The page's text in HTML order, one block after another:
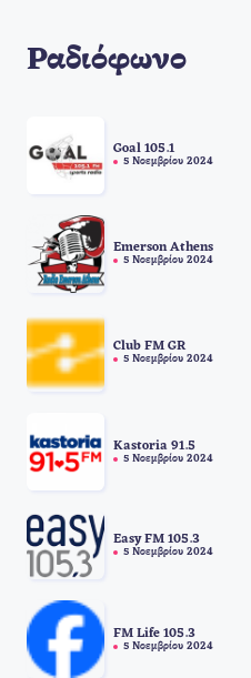
Ραδιόφωνο
Goal 105.1
5 Νοεμβρίου 2024
Emerson Athens
5 Νοεμβρίου 2024
Club FM GR
5 Νοεμβρίου 2024
Kastoria 91.5
5 Νοεμβρίου 2024
Easy FM 105.3
5 Νοεμβρίου 2024
FM Life 105.3
5 Νοεμβρίου 2024